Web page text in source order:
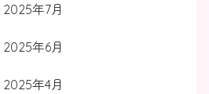
2025年7月
2025年6月
2025年4月